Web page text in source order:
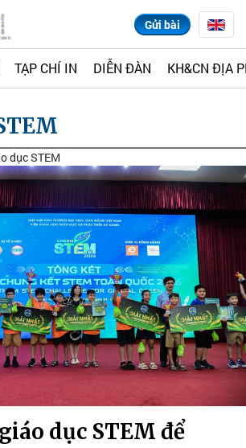
Gửi bài
TẠP CHÍ IN DIỄN ĐÀN KH&CN ĐỊA
dục STEM
dục STEM để